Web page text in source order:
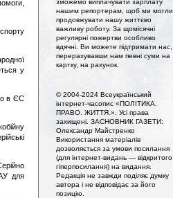
у
в ЄС
для
зможемо виплачувати зарплату
нашим репортерам, щоб ми могли
продовжувати нашу життєво
важливу роботу. За щомісячні
регулярні пожертви особливо
вдячні. Ви можете підтримати нас,
перерахувавши нам певні суми на
картку, на рахунок.
© 2004-2024 Всеукраїнський
інтернет-часопис «ПОЛІТИКА.
ПРАВО. ЖИТТЯ.». Усi права
захищенi. ЗАСНОВНИК ГАЗЕТИ:
Олександр Майстренко
Використання матеріалів
дозволяється за умови посилання
(для інтернет-видань — відкритого
гіперпосилання) на видання.
Редакція не завжди поділяє думку
автора і не відповідає за його
позицію.